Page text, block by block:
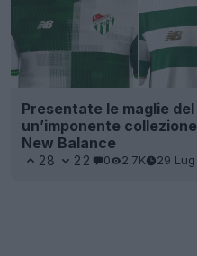
Presentate le maglie
un’imponente
New Balance
28 22 0 2.7K 29